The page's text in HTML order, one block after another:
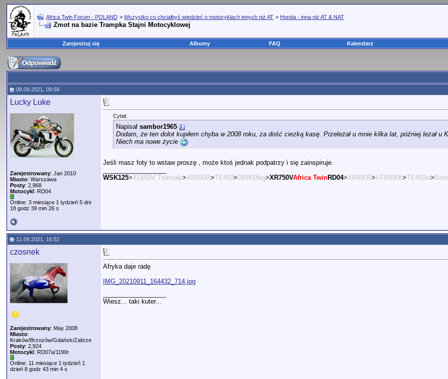
Africa Twin Forum - POLAND > Wszystko co chciałbyś wiedzieć o motocyklach innych niż AT > Honda - inna niż AT & NAT
Zmot na bazie Trampka Stajni Motocyklowej
Zarejestruj się Albumy FAQ Kalendarz
08.09.2021, 09:58
Lucky Luke
Zarejestrowany: Jan 2010
Miasto: Warszawa
Posty: 2,968
Motocykl: RD04
Online: 3 miesiące 1 tydzień 5 dni
18 godz 39 min 26 s
Cytat:
Napisał sambor1965
Dodam, że ten dolot kupiłem chyba w 2008 roku, za dość ciezką kasę. Przeleżał u mnie kilka lat, później leżał u
Niech ma nowe życie
Jeśli masz foty to wstaw proszę , może ktoś jednak podpatrzy i się zainspiruje.
WSK125>XL650V Transalp>XR650R>TE450> DR800big>XR750VAfrica TwinRD04>XR400R>VFR800fi>TE450ie>
11.09.2021, 16:52
czosnek
Zarejestrowany: May 2008
Miasto:
Kraków/Brzozów/Gdańsk/Zabrze
Posty: 2,924
Motocykl: RD07a/1190r
Online: 11 miesiące 1 tydzień 1
dzień 8 godz 43 min 4 s
Afryka daje radę
IMG_20210911_164432_714.jpg
Wiesz... taki kuter...